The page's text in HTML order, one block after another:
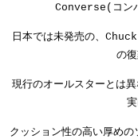
Converse(コン
日本では未発売の、
の
現行のオールスターとは
クッション性の高い厚め